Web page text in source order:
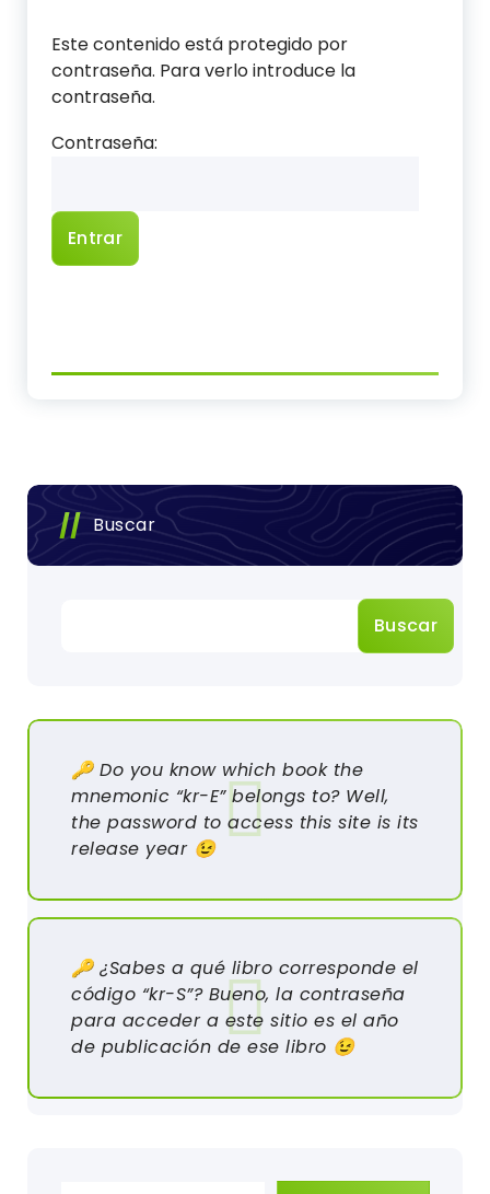
Este contenido está protegido por
contraseña. Para verlo introduce la
contraseña.
Contraseña:
Buscar
Buscar
🔑 Do you know which book the
mnemonic “kr-E” belongs to? Well,
the password to access this site is its
release year 😉
🔑 ¿Sabes a qué libro corresponde el
código “kr-S”? Bueno, la contraseña
para acceder a este sitio es el año
de publicación de ese libro 😉